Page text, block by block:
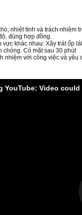
nhiệt tình và trách nhiệm
đúng hợp đồng.
khác nhau: Xây trát ốp
chóng. Có mặt sau 30 phút
nhiệm với công việc và yêu
YouTube: Video